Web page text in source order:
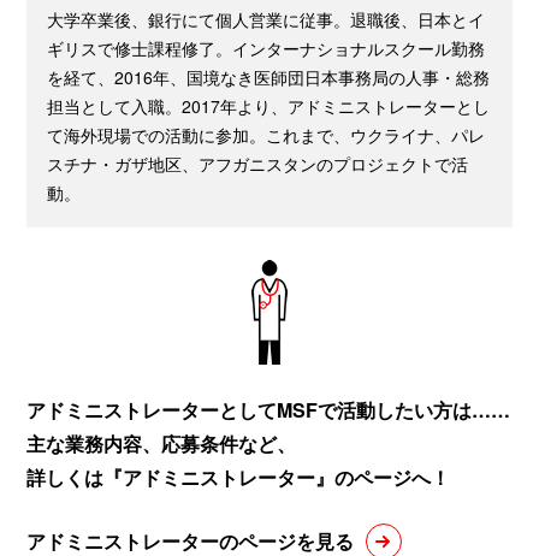
大学卒業後、銀行にて個人営業に従事。退職後、日本とイ
ギリスで修士課程修了。インターナショナルスクール勤務
を経て、2016年、国境なき医師団日本事務局の人事・総務
担当として入職。2017年より、アドミニストレーターとし
て海外現場での活動に参加。これまで、ウクライナ、パレ
スチナ・ガザ地区、アフガニスタンのプロジェクトで活
動。
アドミニストレーターとしてMSFで活動したい方は……
主な業務内容、応募条件など、
詳しくは『アドミニストレーター』のページへ！
アドミニストレーターのページを見る